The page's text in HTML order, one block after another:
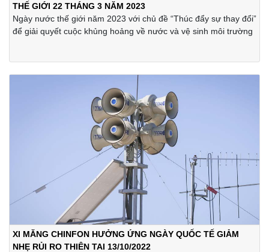
THẾ GIỚI 22 THÁNG 3 NĂM 2023
Ngày nước thế giới năm 2023 với chủ đề “Thúc đẩy sự thay đổi”
để giải quyết cuộc khủng hoảng về nước và vệ sinh môi trường
XI MĂNG CHINFON HƯỞNG ỨNG NGÀY QUỐC TẾ GIẢM
NHẸ RỦI RO THIÊN TAI 13/10/2022